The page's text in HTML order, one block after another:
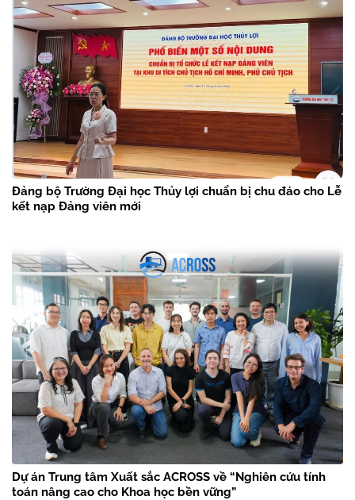
Đảng bộ Trường Đại học Thủy lợi chuẩn bị chu đáo cho Lễ
kết nạp Đảng viên mới
Dự án Trung tâm Xuất sắc ACROSS về “Nghiên cứu tính
toán nâng cao cho Khoa học bền vững”